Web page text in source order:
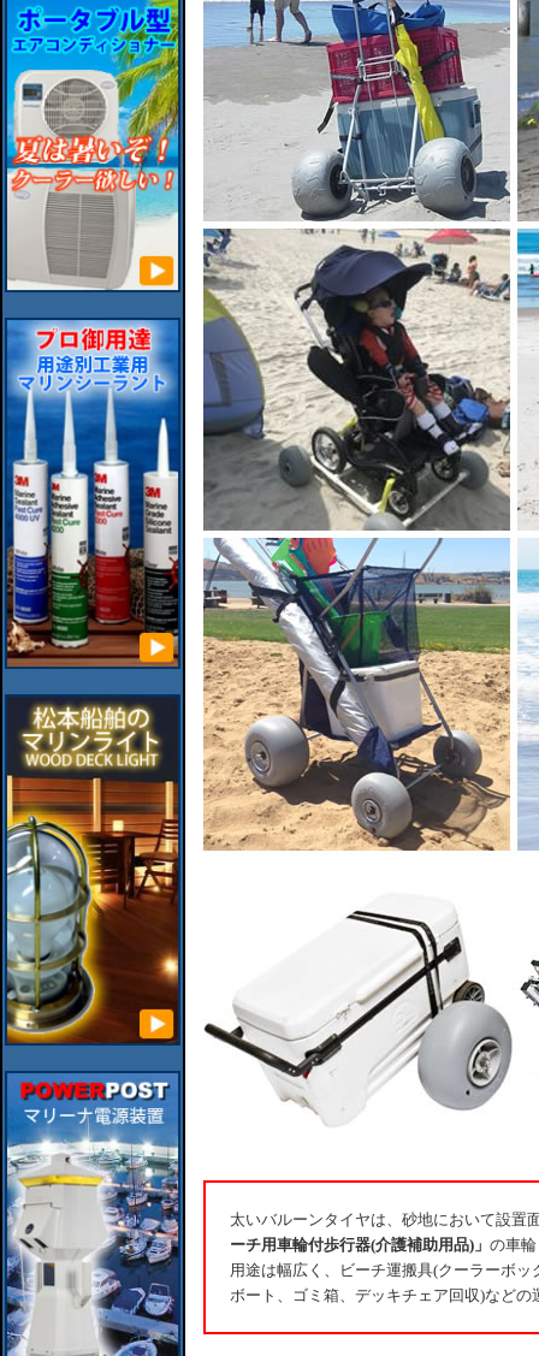
太いバルーンタイヤは、砂地において設置
ーチ用車輪付歩行器(介護補助用品)」 の車
用途は幅広く、ビーチ運搬具(クーラーボ
ボート、ゴミ箱、デッキチェア回収)など